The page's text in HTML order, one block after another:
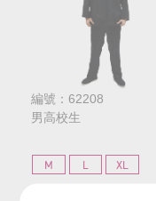
編號：62208
男高校生
M L XL